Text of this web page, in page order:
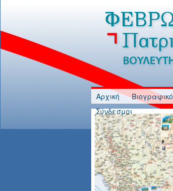
Αρχική Βιογραφικό
Σύνδεσμοι